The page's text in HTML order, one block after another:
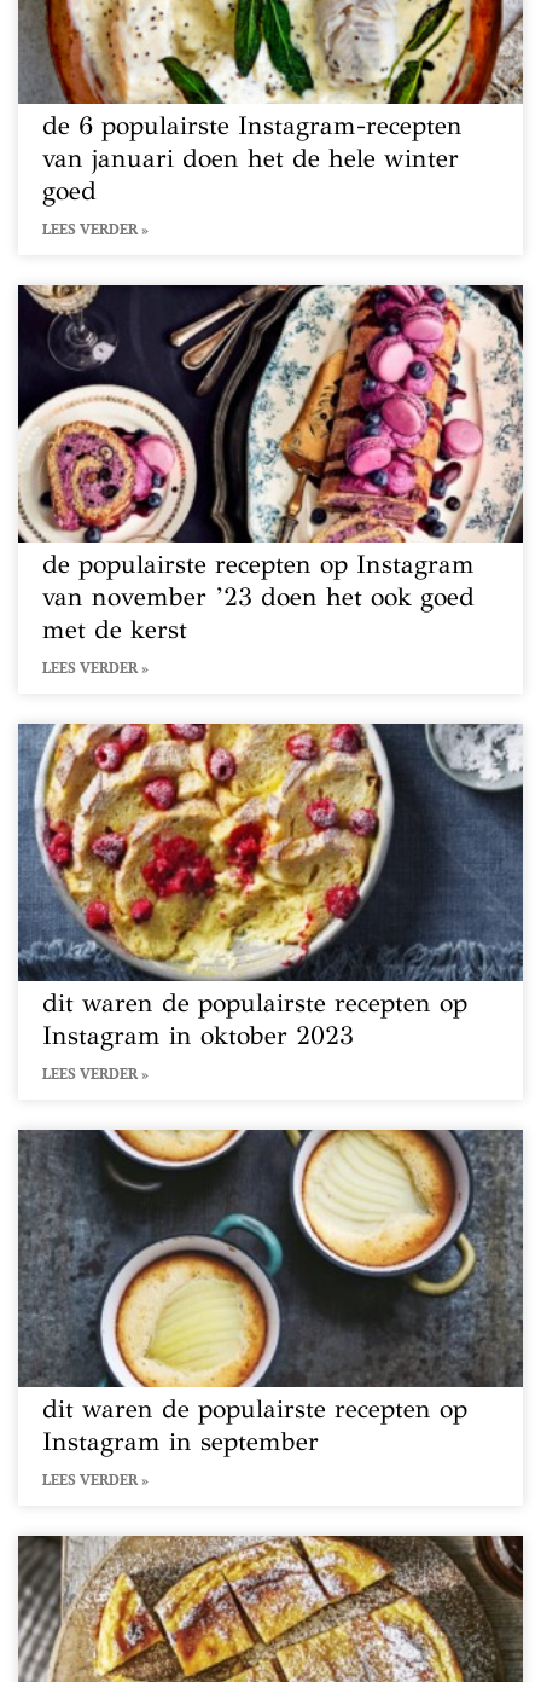
de 6 populairste Instagram-recepten
van januari doen het de hele winter
goed
LEES VERDER »
de populairste recepten op Instagram
van november ’23 doen het ook goed
met de kerst
LEES VERDER »
dit waren de populairste recepten op
Instagram in oktober 2023
LEES VERDER »
dit waren de populairste recepten op
Instagram in september
LEES VERDER »